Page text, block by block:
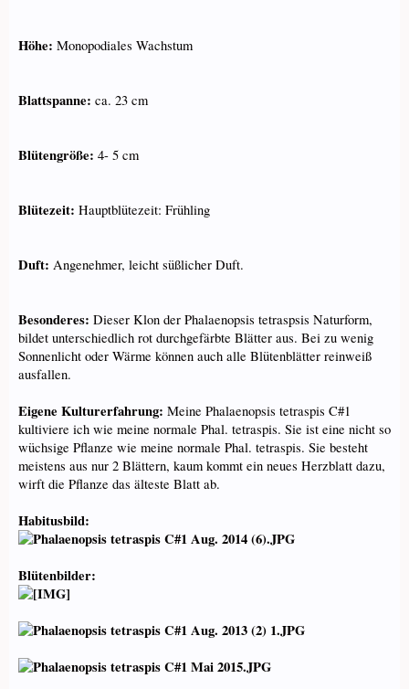
Höhe: Monopodiales Wachstum
Blattspanne: ca. 23 cm
Blütengröße: 4- 5 cm
Blütezeit: Hauptblütezeit: Frühling
Duft: Angenehmer, leicht süßlicher Duft.
Besonderes: Dieser Klon der Phalaenopsis tetraspsis Naturform,
bildet unterschiedlich rot durchgefärbte Blätter aus. Bei zu wenig
Sonnenlicht oder Wärme können auch alle Blütenblätter reinweiß
ausfallen.
Eigene Kulturerfahrung: Meine Phalaenopsis tetraspis C#1
kultiviere ich wie meine normale Phal. tetraspis. Sie ist eine nicht so
wüchsige Pflanze wie meine normale Phal. tetraspis. Sie besteht
meistens aus nur 2 Blättern, kaum kommt ein neues Herzblatt dazu,
wirft die Pflanze das älteste Blatt ab.
Habitusbild:
Blütenbilder: